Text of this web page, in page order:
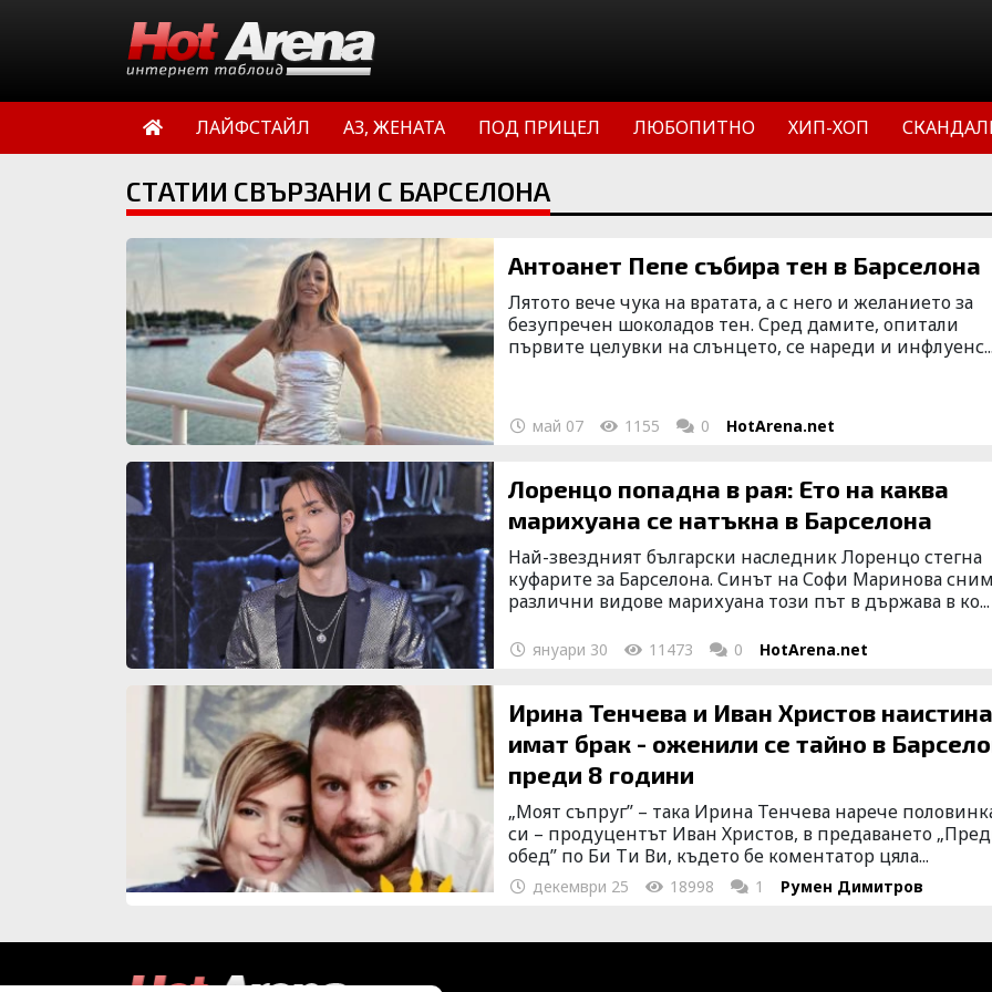
ЛАЙФСТАЙЛ АЗ, ЖЕНАТА ПОД ПРИЦЕЛ ЛЮБОПИТНО ХИП-ХОП
СТАТИИ СВЪРЗАНИ С БАРСЕЛОНА
Антоанет Пепе събира тен в Барселона
Лятото вече чука на вратата, а с него и желанието за
безупречен шоколадов тен. Сред дамите, опитали
първите целувки на слънцето, се нареди и инфлуенс...
май 07 1155 0 HotArena.net
Лоренцо попадна в рая: Ето на каква
марихуана се натъкна в Барселона
Най-звездният български наследник Лоренцо стегна
куфарите за Барселона. Синът на Софи Маринова
различни видове марихуана този път в държава в ко...
януари 30 11473 0 HotArena.net
Ирина Тенчева и Иван Христов наистина
имат брак - оженили се тайно в
преди 8 години
„Моят съпруг” – така Ирина Тенчева нарече
си – продуцентът Иван Христов, в предаването
обед” по Би Ти Ви, където бе коментатор цяла...
декември 25 18998 1 Румен Димитров